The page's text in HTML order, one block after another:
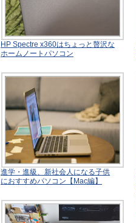
HP Spectre x360はちょっと贅沢な
ホームノートパソコン
進学・進級、新社会人になる子供
におすすめパソコン【Mac編】